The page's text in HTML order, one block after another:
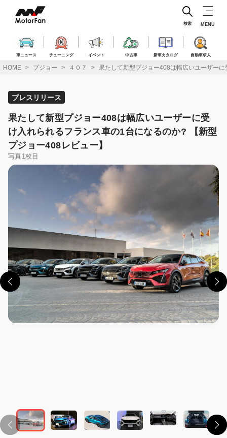
ス
車ニュース チューニング イベント 中古車 新車カタログ 自動車求人
検索 MENU
HOME プジョー ４０７ 果たして新型プジョー408は幅広いユーザー
プレスリリース
果たして新型プジョー408は幅広いユーザーに受
け入れられるフランス車の1台になるのか? 【新型
プジョー408レビュー】
写真1枚目